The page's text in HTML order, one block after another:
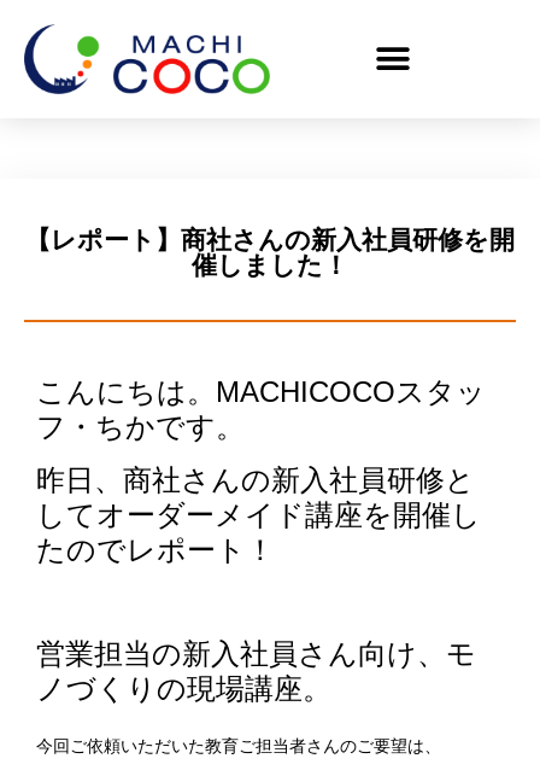
【レポート】商社さんの新入社員研修を開
催しました！
こんにちは。 MACHICOCOスタッ
フ・ちかです。
昨日、商社さんの新入社員研修と
してオーダーメイド講座を開催し
たのでレポート！
営業担当の新入社員さん向け、モ
ノづくりの現場講座。
今回ご依頼いただいた教育ご担当者さんのご要望は、